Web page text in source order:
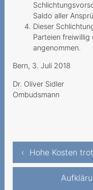
Saldo aller
Dieser
Parteien freiwillig
angenommen.
Bern, 3. Juli 2018
Dr. Oliver Sidler
Ombudsmann
‹ Hohe Kosten